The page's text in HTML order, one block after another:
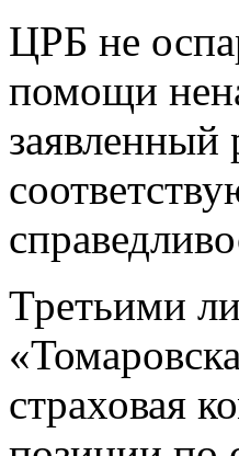
ЦРБ не
помощи
Третьими
страховая